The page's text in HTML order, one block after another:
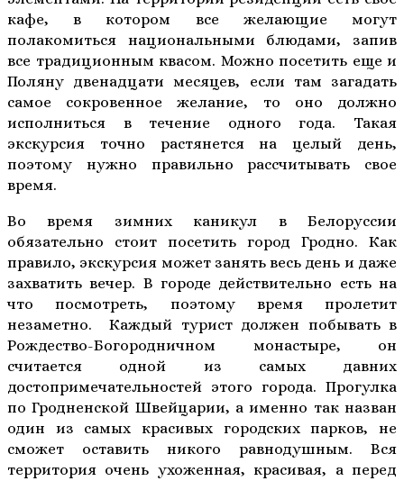
кафе, в котором все желающие могут
полакомиться национальными блюдами, запив
все традиционным квасом. Можно посетить еще и
Поляну двенадцати месяцев, если там загадать
самое сокровенное желание, то оно должно
исполниться в течение одного года. Такая
экскурсия точно растянется на целый день,
поэтому нужно правильно рассчитывать свое
время.
Во время зимних каникул в Белоруссии
обязательно стоит посетить город Гродно. Как
правило, экскурсия может занять весь день и даже
захватить вечер. В городе действительно есть на
что посмотреть, поэтому время пролетит
незаметно. Каждый турист должен побывать в
Рождество-Богородничном монастыре, он
считается одной из самых давних
достопримечательностей этого города. Прогулка
по Гродненской Швейцарии, а именно так назван
один из самых красивых городских парков, не
сможет оставить никого равнодушным. Вся
территория очень ухоженная, красивая, а перед